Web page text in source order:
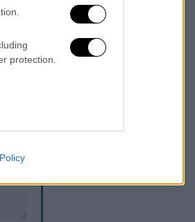
protection.